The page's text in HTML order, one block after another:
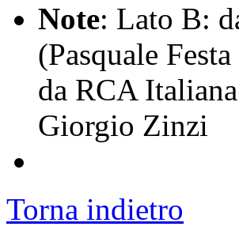
Note: Lato B:
(Pasquale
da RCA
Giorgio Zinzi
Torna indietro